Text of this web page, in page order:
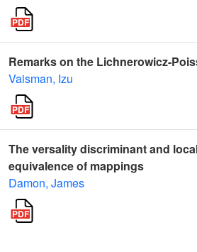
Remarks on the Lichnerowicz-
Vaisman, Izu
The versality discriminant and
equivalence of mappings
Damon, James